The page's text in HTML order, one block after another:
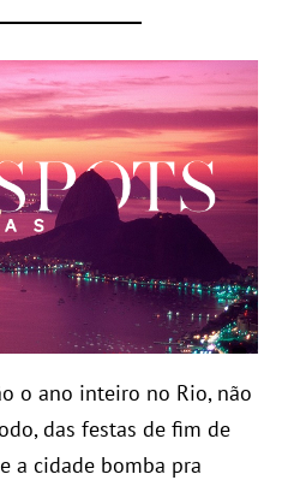
o ano inteiro no Rio, não
das festas de fim de
a cidade bomba pra